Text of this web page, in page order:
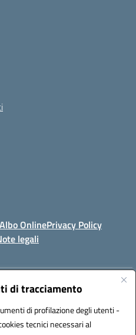
di tracciamento
di profilazione degli utenti -
tecnici necessari al
Albo OnlinePrivacy Policy
legali
– Tropea (VV)